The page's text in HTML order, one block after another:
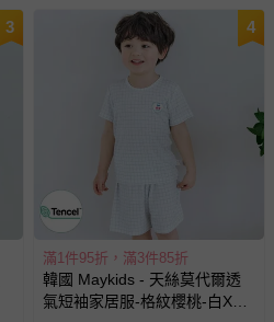
3 4
滿1件95折，滿3件85折
韓國 Maykids - 天絲莫代爾透
氣短袖家居服-格紋櫻桃-白X天